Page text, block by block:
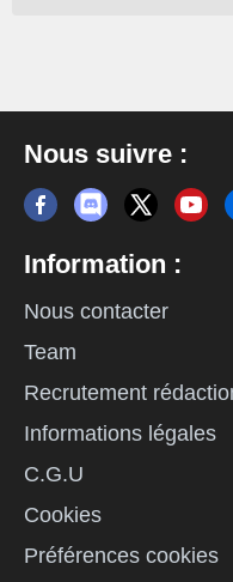
Nous suivre :
Information :
Nous contacter
Team
Recrutement
Informations légales
C.G.U
Cookies
Préférences cookies